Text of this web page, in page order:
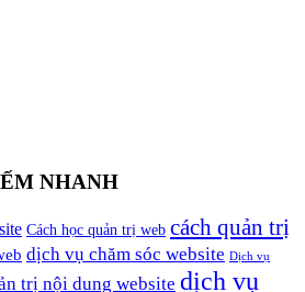
NHANH
Cách học quản trị web cách quản trị
dịch vụ chăm sóc website Dịch vụ
trị nội dung website dịch vụ